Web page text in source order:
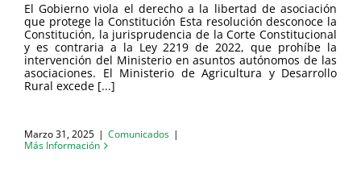
El Gobierno viola el derecho a la libertad de asociación
que protege la Constitución Esta resolución desconoce la
Constitución, la jurisprudencia de la Corte Constitucional
y es contraria a la Ley 2219 de 2022, que prohíbe la
intervención del Ministerio en asuntos autónomos de las
asociaciones. El Ministerio de Agricultura y Desarrollo
Rural excede [...]
Marzo 31, 2025 | Comunicados |
Más Información